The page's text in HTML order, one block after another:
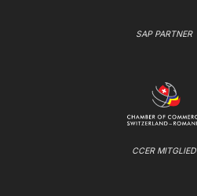
SAP PARTNER
CCER MITGLIED